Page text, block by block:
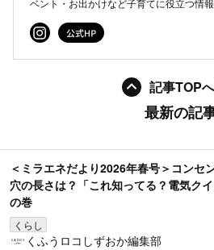
ベント・お出かけなど子育てに役立つ情報
記事TOP
最新の記
＜ミラエネだより2026年春号＞コンセ
穴の長さは？「これ知ってる？電気クイ
の巻
くらし
くふうロコしずおか編集部